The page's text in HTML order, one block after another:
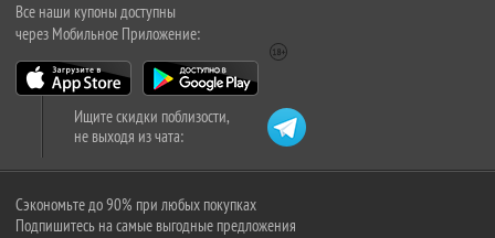
Все наши купоны доступны
через Мобильное Приложение:
Ищите скидки поблизости,
не выходя из чата:
Сэкономьте до 90% при любых покупках
Подпишитесь на самые выгодные предложения